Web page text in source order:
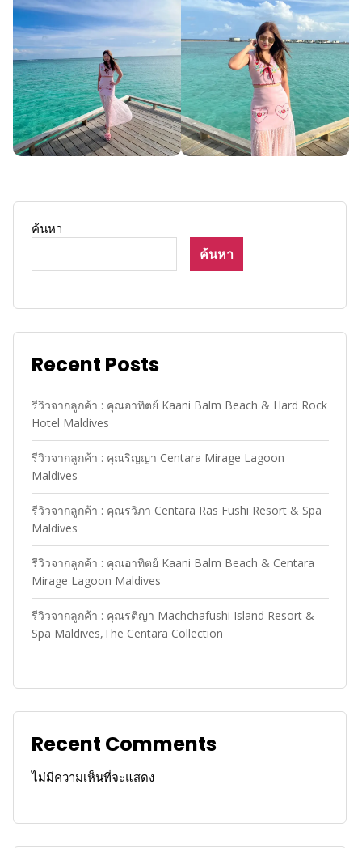
ค้นหา
ค้นหา
Recent Posts
รีวิวจากลูกค้า : คุณอาทิตย์ Kaani Balm Beach & Hard Rock
Hotel Maldives
รีวิวจากลูกค้า : คุณริญญา Centara Mirage Lagoon
Maldives
รีวิวจากลูกค้า : คุณรวิภา Centara Ras Fushi Resort & Spa
Maldives
รีวิวจากลูกค้า : คุณอาทิตย์ Kaani Balm Beach & Centara
Mirage Lagoon Maldives
รีวิวจากลูกค้า : คุณรติญา Machchafushi Island Resort &
Spa Maldives,The Centara Collection
Recent Comments
ไม่มีความเห็นที่จะแสดง